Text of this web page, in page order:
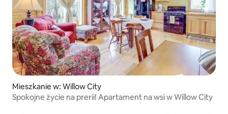
Mieszkanie w: Willow City
Spokojne życie na prerii! Apartament na wsi w Willow City